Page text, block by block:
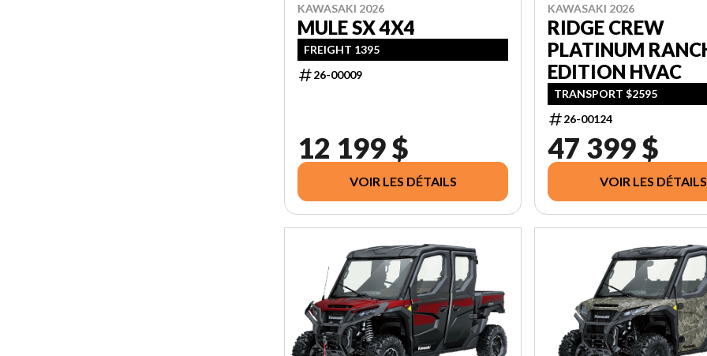
KAWASAKI 2026
MULE SX 4X4
FREIGHT 1395
26-00009
12 199 $
VOIR LES DÉTAILS
KAWASAKI 2026
RIDGE CREW
PLATINUM
EDITION HVAC
TRANSPORT $2595
26-00124
47 399 $
VOIR LES DÉTAILS